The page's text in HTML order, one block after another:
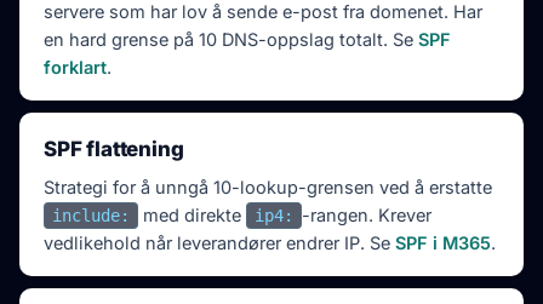
servere som har lov å sende e-post fra domenet. Har
en hard grense på 10 DNS-oppslag totalt. Se SPF
forklart.
SPF flattening
Strategi for å unngå 10-lookup-grensen ved å erstatte
include: med direkte ip4:
-rangen. Krever
vedlikehold når leverandører endrer IP. Se SPF i M365.